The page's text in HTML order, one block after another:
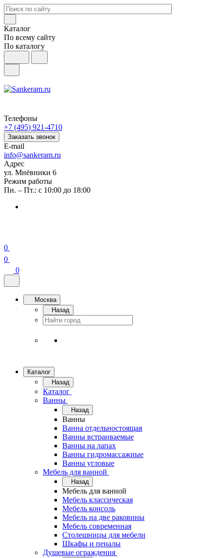
Каталог
По всему сайту
По каталогу
Телефоны
+7 (495) 921-4710
Заказать звонок
E-mail
info@sankeram.ru
Адрес
ул. Мнёвники 6
Режим работы
Пн. – Пт.: с 10:00 до 18:00
0
0
0
Москва
Назад
Каталог
Назад
Каталог
Ванны
Назад
Ванны
Ванна отдельностоящая
Ванны встраиваемые
Ванны на лапах
Ванны гидромассажные
Ванны угловые
Мебель для ванной
Назад
Мебель для ванной
Мебель классическая
Мебель консоль
Мебель на две раковины
Мебель современная
Столешницы для мебели
Шкафы и пеналы
Душевые ограждения